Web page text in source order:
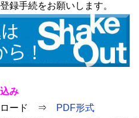
録手続をお願いします。
み
ロード ⇒
PDF形式